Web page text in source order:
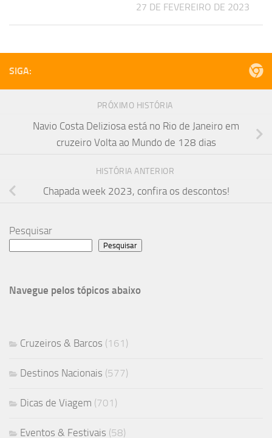
27 DE FEVEREIRO DE 2023
SIGA:
PRÓXIMO HISTÓRIA
Navio Costa Deliziosa está no Rio de Janeiro em
cruzeiro Volta ao Mundo de 128 dias
HISTÓRIA ANTERIOR
Chapada week 2023, confira os descontos!
Pesquisar
Pesquisar
Navegue pelos tópicos abaixo
Cruzeiros & Barcos (161)
Destinos Nacionais (577)
Dicas de Viagem (701)
Eventos & Festivais (58)